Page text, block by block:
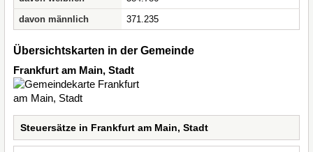
davon männlich
371.235
Übersichtskarten in der Gemeinde
Frankfurt am Main, Stadt
Steuersätze in Frankfurt am Main, Stadt